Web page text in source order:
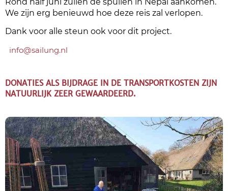
We zijn erg benieuwd hoe deze reis zal verlopen.
Dank voor alle steun ook voor dit project.
info@sailung.nl
DONATIES ALS BIJDRAGE IN DE TRANSPORTKOSTEN ZIJN
NATUURLIJK ZEER GEWAARDEERD.